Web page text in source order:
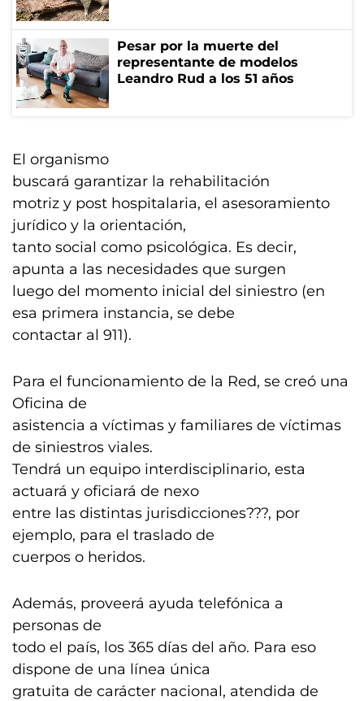
Pesar por la muerte del
representante de modelos
Leandro Rud a los 51 años
El organismo
buscará garantizar la rehabilitación
motriz y post hospitalaria, el asesoramiento
jurídico y la orientación,
tanto social como psicológica. Es decir,
apunta a las necesidades que surgen
luego del momento inicial del siniestro (en
esa primera instancia, se debe
contactar al 911).
Para el funcionamiento de la Red, se creó una
Oficina de
asistencia a víctimas y familiares de víctimas
de siniestros viales.
Tendrá un equipo interdisciplinario, esta
actuará y oficiará de nexo
entre las distintas jurisdicciones???, por
ejemplo, para el traslado de
cuerpos o heridos.
Además, proveerá ayuda telefónica a
personas de
todo el país, los 365 días del año. Para eso
dispone de una línea única
gratuita de carácter nacional, atendida de